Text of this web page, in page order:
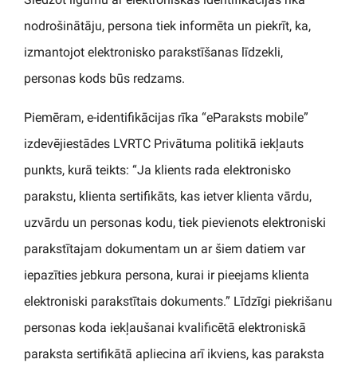
nodrošinātāju, persona tiek informēta un piekrīt, ka,
izmantojot elektronisko parakstīšanas līdzekli,
personas kods būs redzams.
Piemēram, e-identifikācijas rīka “eParaksts mobile”
izdevējiestādes LVRTC Privātuma politikā iekļauts
punkts, kurā teikts: “Ja klients rada elektronisko
parakstu, klienta sertifikāts, kas ietver klienta vārdu,
uzvārdu un personas kodu, tiek pievienots elektroniski
parakstītajam dokumentam un ar šiem datiem var
iepazīties jebkura persona, kurai ir pieejams klienta
elektroniski parakstītais dokuments.” Līdzīgi piekrišanu
personas koda iekļaušanai kvalificētā elektroniskā
paraksta sertifikātā apliecina arī ikviens, kas paraksta